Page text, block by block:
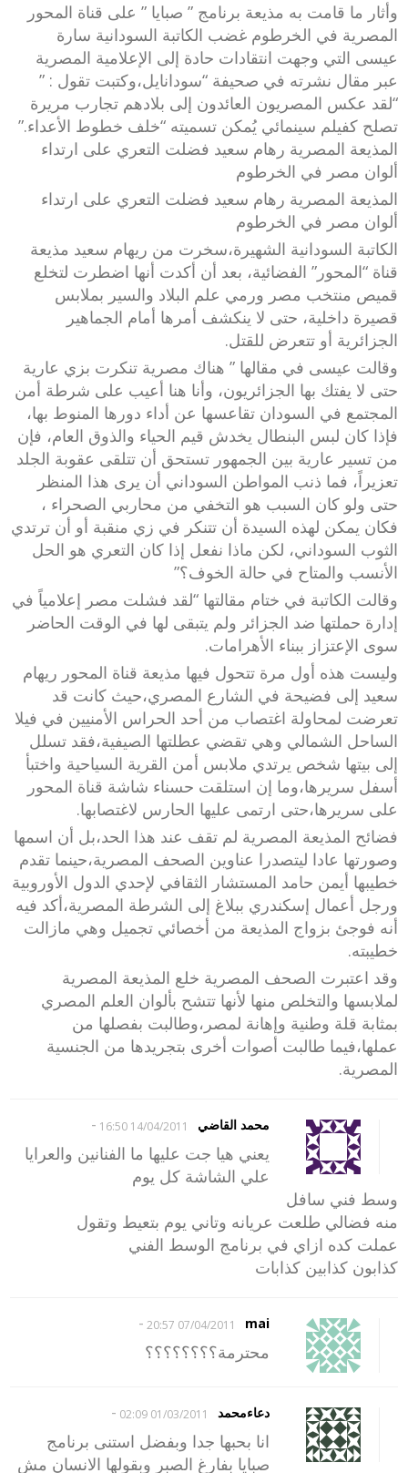
وأثار ما قامت به مذيعة برنامج ” صبايا ” على قناة المحور
المصرية في الخرطوم غضب الكاتبة السودانية سارة
عيسى التي وجهت انتقادات حادة إلى الإعلامية المصرية
عبر مقال نشرته في صحيفة “سودانايل،وكتبت تقول : ”
“لقد عكس المصريون العائدون إلى بلادهم تجارب مريرة
تصلح كفيلم سينمائي يُمكن تسميته “خلف خطوط الأعداء.”
المذيعة المصرية رهام سعيد فضلت التعري على ارتداء
ألوان مصر في الخرطوم
المذيعة المصرية رهام سعيد فضلت التعري على ارتداء
ألوان مصر في الخرطوم
الكاتبة السودانية الشهيرة،سخرت من ريهام سعيد مذيعة
قناة “المحور” الفضائية، بعد أن أكدت أنها اضطرت لتخلع
قميص منتخب مصر ورمي علم البلاد والسير بملابس
قصيرة داخلية، حتى لا ينكشف أمرها أمام الجماهير
الجزائرية أو تتعرض للقتل.
وقالت عيسى في مقالها ” هناك مصرية تنكرت بزي عارية
حتى لا يفتك بها الجزائريون، وأنا هنا أعيب على شرطة أمن
المجتمع في السودان تقاعسها عن أداء دورها المنوط بها،
فإذا كان لبس البنطال يخدش قيم الحياء والذوق العام، فإن
من تسير عارية بين الجمهور تستحق أن تتلقى عقوبة الجلد
تعزيراً، فما ذنب المواطن السوداني أن يرى هذا المنظر
حتى ولو كان السبب هو التخفي من محاربي الصحراء ،
فكان يمكن لهذه السيدة أن تتنكر في زي منقبة أو أن ترتدي
الثوب السوداني، لكن ماذا نفعل إذا كان التعري هو الحل
الأنسب والمتاح في حالة الخوف؟”
وقالت الكاتبة في ختام مقالتها “لقد فشلت مصر إعلامياً في
إدارة حملتها ضد الجزائر ولم يتبقى لها في الوقت الحاضر
سوى الإعتزاز ببناء الأهرامات.
وليست هذه أول مرة تتحول فيها مذيعة قناة المحور ريهام
سعيد إلى فضيحة في الشارع المصري،حيث كانت قد
تعرضت لمحاولة اغتصاب من أحد الحراس الأمنيين في فيلا
الساحل الشمالي وهي تقضي عطلتها الصيفية،فقد تسلل
إلى بيتها شخص يرتدي ملابس أمن القرية السياحية واختبأ
أسفل سريرها،وما إن استلقت حسناء شاشة قناة المحور
على سريرها،حتى ارتمى عليها الحارس لاغتصابها.
فضائح المذيعة المصرية لم تقف عند هذا الحد،بل أن اسمها
وصورتها عادا ليتصدرا عناوين الصحف المصرية،حينما تقدم
خطيبها أيمن حامد المستشار الثقافي لإحدي الدول الأوروبية
ورجل أعمال إسكندري ببلاغ إلى الشرطة المصرية،أكد فيه
أنه فوجئ بزواج المذيعة من أخصائي تجميل وهي مازالت
خطيبته.
وقد اعتبرت الصحف المصرية خلع المذيعة المصرية
لملابسها والتخلص منها لأنها تتشح بألوان العلم المصري
بمثابة قلة وطنية وإهانة لمصر،وطالبت بفصلها من
عملها،فيما طالبت أصوات أخرى بتجريدها من الجنسية
المصرية.
محمد القاضي 14/04/2011 16:50
-
يعني هيا جت عليها ما الفنانين والعرايا
علي الشاشة كل يوم
وسط فني سافل
منه فضالي طلعت عريانه وتاني يوم بتعيط وتقول
عملت كده ازاي في برنامج الوسط الفني
كذابون كذابين كذابات
mai
07/04/2011 20:57
-
محترمة؟؟؟؟؟؟؟؟
دعاءمحمد 01/03/2011 02:09
-
انا بحبها جدا وبفضل استنى برنامج
صبايا بفارغ الصبر وبقولها الانسان مش